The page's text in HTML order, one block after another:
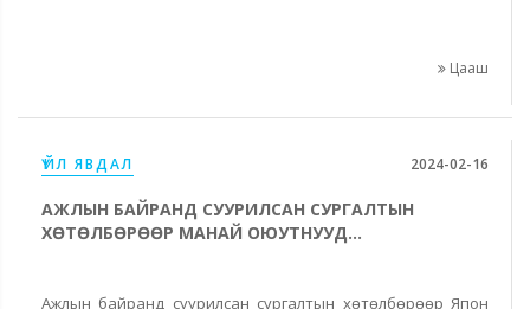
Цааш
ҮЙЛ ЯВДАЛ 2024-02-16
АЖЛЫН БАЙРАНД СУУРИЛСАН СУРГАЛТЫН
ХӨТӨЛБӨРӨӨР МАНАЙ ОЮУТНУУД...
Ажлын байранд суурилсан сургалтын хөтөлбөрөөр Япон